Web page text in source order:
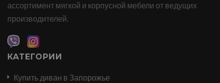
ассортимент мягкой и корпусной мебели от ведущих
производителей.
КАТЕГОРИИ
Купить диван в Запорожье